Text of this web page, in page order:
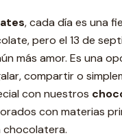
, cada día es una
pero el 13 de
más amor. Es una
compartir o
con nuestros
con materias